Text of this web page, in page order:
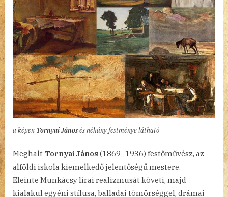
a képen Tornyai Jánosés néhány festménye látható
Meghalt Tornyai János (1869–1936) festőművész, az
alföldi iskola kiemelkedő jelentőségű mestere.
Eleinte Munkácsy lírai realizmusát követi, majd
kialakul egyéni stílusa, balladai tömörséggel, drámai